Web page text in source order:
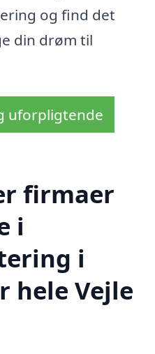
og find det
din drøm til
uforpligtende
firmaer
i
i
hele Vejle